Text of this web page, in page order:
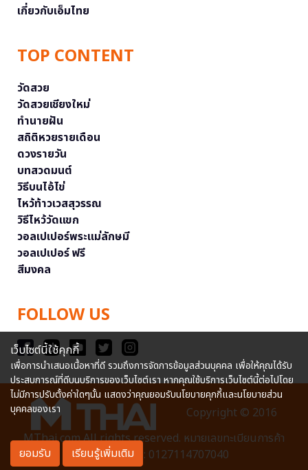
เกี่ยวกับเอ็มไทย
TOP CONTENT
วัดสวย
วัดสวยเชียงใหม่
ทำนายฝัน
สถิติหวยรายเดือน
ดวงรายวัน
บทสวดมนต์
วิธีบนไอ้ไข่
ไหว้ท้าวเวสสุวรรณ
วิธีไหว้วัดแขก
วอลเปเปอร์พระแม่ลักษมี
วอลเปเปอร์ ฟรี
สีมงคล
FOLLOW US
Copyright © 2016
MThai.com All rights reserved. หมายเลขทะเบียนการค้า
อิเล็กทรอนิกส์ : 0127114707040
เว็บไซต์นี้ใช้คุกกี้
เพื่อการนำเสนอเนื้อหาที่ดี รวมถึงการจัดการข้อมูลส่วนบุคคล เพื่อให้คุณได้รับ
ประสบการณ์ที่ดีบนบริการของเว็บไซต์เรา หากคุณใช้บริการเว็บไซต์นี้ต่อไปโดย
ไม่มีการปรับตั้งค่าใดๆนั้น แสดงว่าคุณยอมรับนโยบายคุกกี้และนโยบายส่วน
บุคคลของเรา
ยอมรับ เรียนรู้เพิ่มเติม